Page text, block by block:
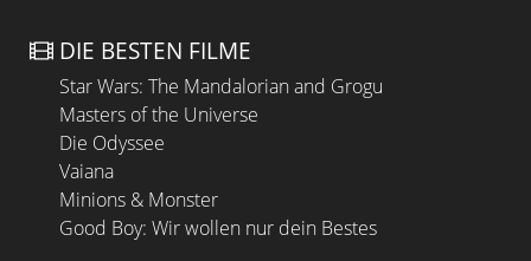
DIE BESTEN FILME
Star Wars: The Mandalorian and Grogu
Masters of the Universe
Die Odyssee
Vaiana
Minions & Monster
Good Boy: Wir wollen nur dein Bestes